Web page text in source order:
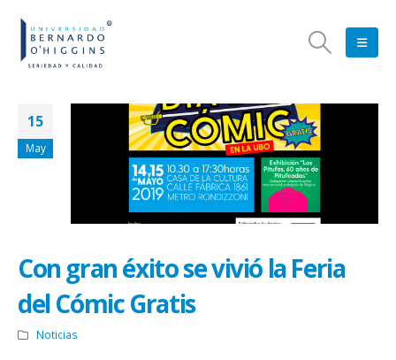
15
May
Con gran éxito se vivió la Feria
del Cómic Gratis
Noticias